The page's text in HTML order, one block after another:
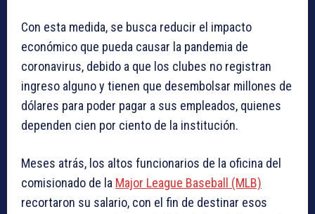
Con esta medida, se busca reducir el impacto
económico que pueda causar la pandemia de
coronavirus, debido a que los clubes no registran
ingreso alguno y tienen que desembolsar millones de
dólares para poder pagar a sus empleados, quienes
dependen cien por ciento de la institución.
Meses atrás, los altos funcionarios de la oficina del
comisionado de la Major League Baseball (MLB)
recortaron su salario, con el fin de destinar esos